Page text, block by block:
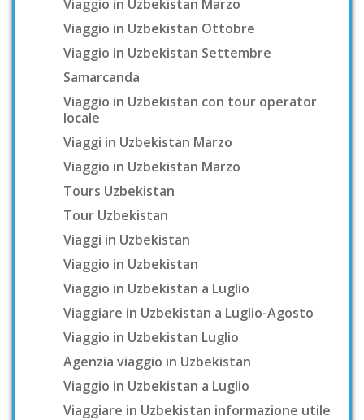
Viaggio in Uzbekistan Marzo
Viaggio in Uzbekistan Ottobre
Viaggio in Uzbekistan Settembre
Samarcanda
Viaggio in Uzbekistan con tour operator
locale
Viaggi in Uzbekistan Marzo
Viaggio in Uzbekistan Marzo
Tours Uzbekistan
Tour Uzbekistan
Viaggi in Uzbekistan
Viaggio in Uzbekistan
Viaggio in Uzbekistan a Luglio
Viaggiare in Uzbekistan a Luglio-Agosto
Viaggio in Uzbekistan Luglio
Agenzia viaggio in Uzbekistan
Viaggio in Uzbekistan a Luglio
Viaggiare in Uzbekistan informazione utile